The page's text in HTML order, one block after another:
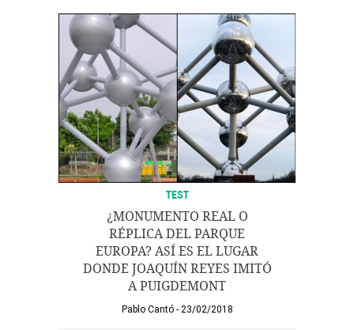
TEST
¿MONUMENTO REAL O
RÉPLICA DEL PARQUE
EUROPA? ASÍ ES EL LUGAR
DONDE JOAQUÍN REYES IMITÓ
A PUIGDEMONT
Pablo Cantó 23/02/2018